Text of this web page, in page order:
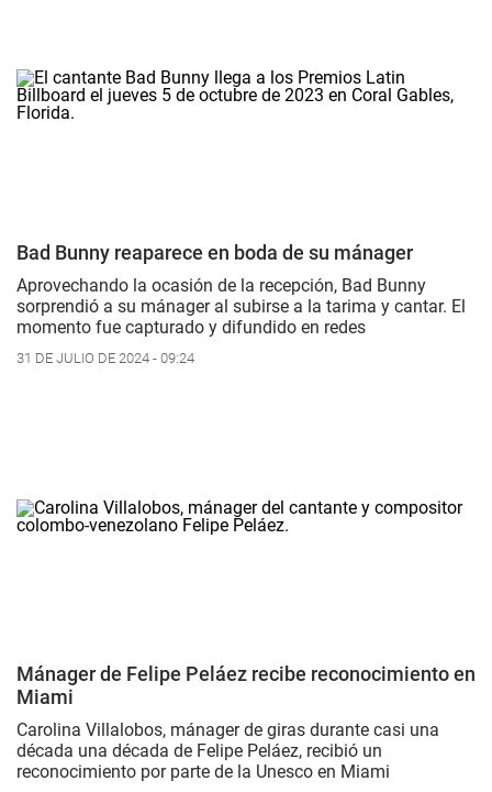
Bad Bunny reaparece en boda de su mánager
Aprovechando la ocasión de la recepción, Bad Bunny
sorprendió a su mánager al subirse a la tarima y cantar. El
momento fue capturado y difundido en redes
31 DE JULIO DE 2024 - 09:24
Mánager de Felipe Peláez recibe reconocimiento en
Miami
Carolina Villalobos, mánager de giras durante casi una
década una década de Felipe Peláez, recibió un
reconocimiento por parte de la Unesco en Miami